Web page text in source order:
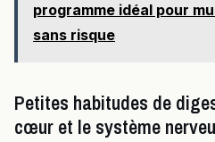
programme idéal pour
sans risque
Petites habitudes de
cœur et le système